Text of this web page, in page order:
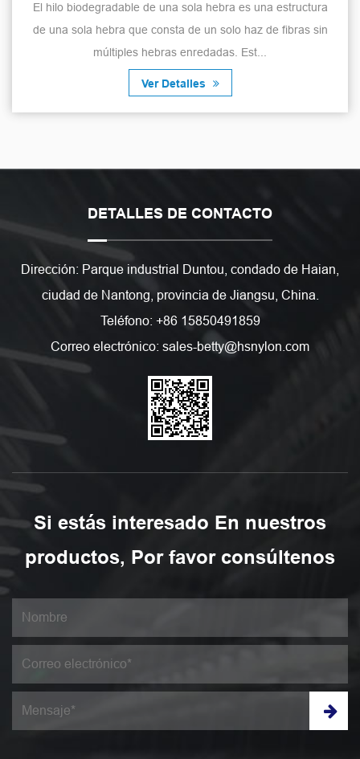
El hilo biodegradable de una sola hebra es una estructura
de una sola hebra que consta de un solo haz de fibras sin
múltiples hebras enredadas. Est...
Ver Detalles
DETALLES DE CONTACTO
Dirección: Parque industrial Duntou, condado de Haian,
ciudad de Nantong, provincia de Jiangsu, China.
Teléfono: +86 15850491859
Correo electrónico: sales-betty@hsnylon.com
Si estás interesado En nuestros
productos, Por favor consúltenos